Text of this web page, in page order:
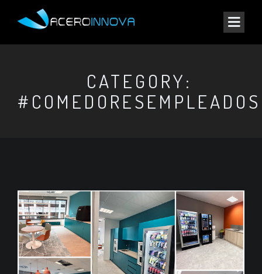
CATEGORY:
#COMEDORESEMPLEADOS